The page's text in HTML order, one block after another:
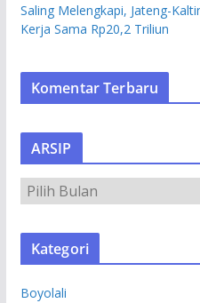
Saling Melengkapi, Jateng-
Kerja Sama Rp20,2 Triliun
Komentar Terbaru
ARSIP
R
S
Kategori
Boyolali